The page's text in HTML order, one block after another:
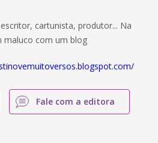
cartunista, produtor... Na
maluco com um blog
Fale com a editora